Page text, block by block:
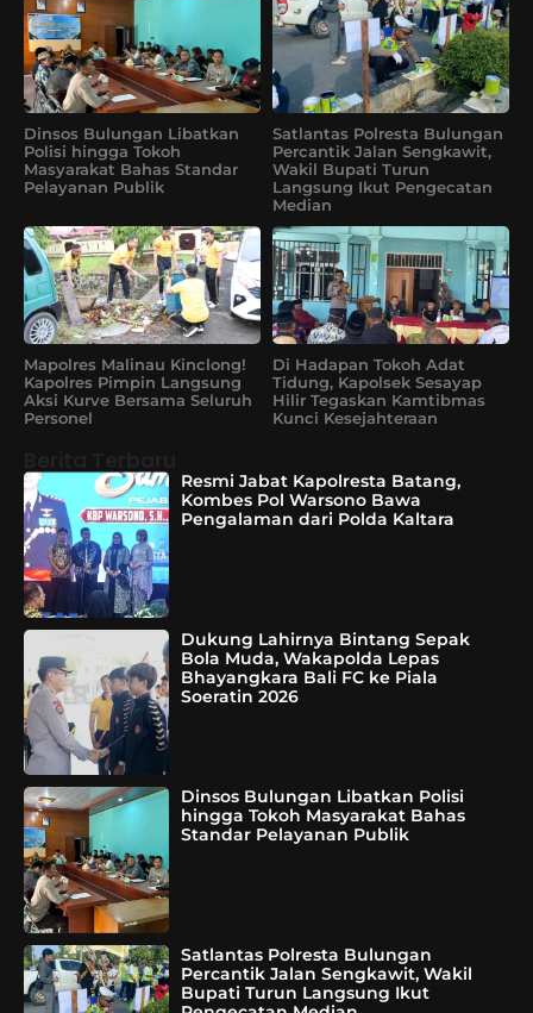
Dinsos Bulungan Libatkan
Polisi hingga Tokoh
Masyarakat Bahas Standar
Pelayanan Publik
Satlantas Polresta Bulungan
Percantik Jalan Sengkawit,
Wakil Bupati Turun
Langsung Ikut Pengecatan
Median
Mapolres Malinau Kinclong!
Kapolres Pimpin Langsung
Aksi Kurve Bersama Seluruh
Personel
Di Hadapan Tokoh Adat
Tidung, Kapolsek Sesayap
Hilir Tegaskan Kamtibmas
Kunci Kesejahteraan
Resmi Jabat Kapolresta Batang,
Kombes Pol Warsono Bawa
Pengalaman dari Polda Kaltara
Dukung Lahirnya Bintang Sepak
Bola Muda, Wakapolda Lepas
Bhayangkara Bali FC ke Piala
Soeratin 2026
Dinsos Bulungan Libatkan Polisi
hingga Tokoh Masyarakat Bahas
Standar Pelayanan Publik
Satlantas Polresta Bulungan
Percantik Jalan Sengkawit, Wakil
Bupati Turun Langsung Ikut